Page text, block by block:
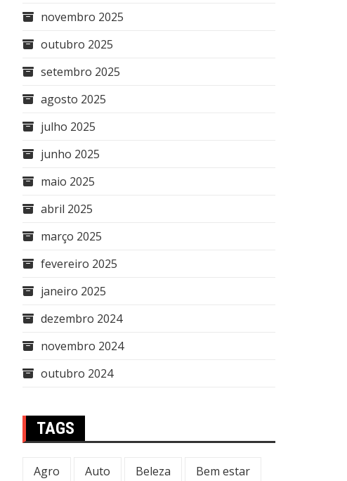
novembro 2025
outubro 2025
setembro 2025
agosto 2025
julho 2025
junho 2025
maio 2025
abril 2025
março 2025
fevereiro 2025
janeiro 2025
dezembro 2024
novembro 2024
outubro 2024
TAGS
Agro Auto Beleza Bem estar